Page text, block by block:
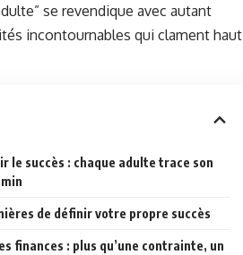
se revendique avec autant
incontournables qui clament haut
le succès : chaque adulte trace son
de définir votre propre succès
finances : plus qu’une contrainte, un